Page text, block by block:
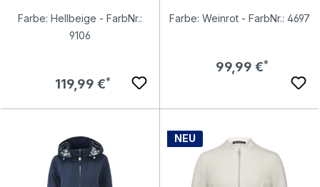
Farbe: Hellbeige - FarbNr.:
9106
Regulärer Preis:
119,99 €
Farbe: Weinrot - FarbNr.: 4697
Regulärer Preis:
99,99 €
NEU